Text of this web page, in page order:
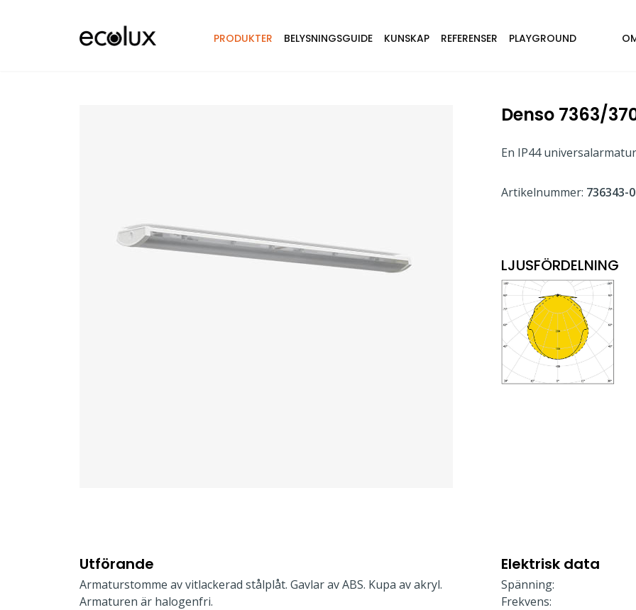
PRODUKTER BELYSNINGSGUIDE KUNSKAP REFERENSER PLAYGROUND
Denso 7363/
En IP44
Artikelnummer: 736343-
LJUSFÖRDELNING
Utförande
Armaturstomme av vitlackerad stålplåt. Gavlar av ABS. Kupa av akryl.
Armaturen är halogenfri.
Elektrisk data
Spänning:
Frekvens: